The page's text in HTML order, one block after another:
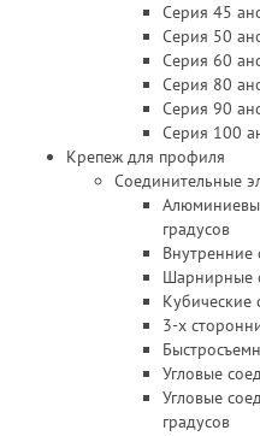
Серия 45
Серия 50
Серия 60
Серия 80
Серия 90
Серия 100
Крепеж для профиля
Соединительные
градусов
Внутренние
Шарнирные
Кубические
3-х
Угловые
Угловые
градусов